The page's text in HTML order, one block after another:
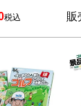
税込 販